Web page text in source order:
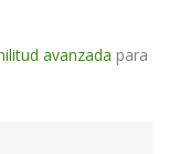
avanzada para